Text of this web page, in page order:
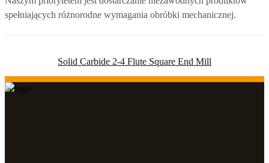
spełniających różnorodne wymagania obróbki mechanicznej.
Solid Carbide 2-4 Flute Square End Mill